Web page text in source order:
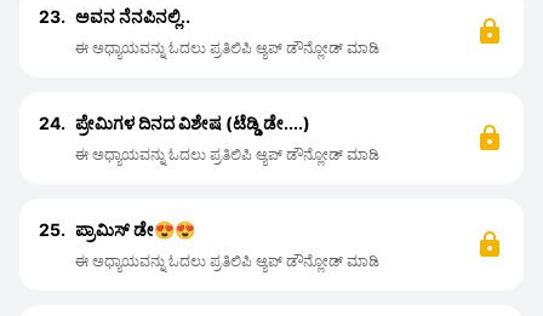
23. ಅವನ ನೆನಪಿನಲ್ಲಿ..
ಈ ಅಧ್ಯಾಯವನ್ನು ಓದಲು ಪ್ರತಿಲಿಪಿ ಆ್ಯಪ್ ಡೌನ್ಲೋಡ್ ಮಾಡಿ
24. ಪ್ರೇಮಿಗಳ ದಿನದ ವಿಶೇಷ (ಟೆಡ್ಡಿ ಡೇ....)
ಈ ಅಧ್ಯಾಯವನ್ನು ಓದಲು ಪ್ರತಿಲಿಪಿ ಆ್ಯಪ್ ಡೌನ್ಲೋಡ್ ಮಾಡಿ
25. ಪ್ರಾಮಿಸ್ ಡೇ😍😍
ಈ ಅಧ್ಯಾಯವನ್ನು ಓದಲು ಪ್ರತಿಲಿಪಿ ಆ್ಯಪ್ ಡೌನ್ಲೋಡ್ ಮಾಡಿ